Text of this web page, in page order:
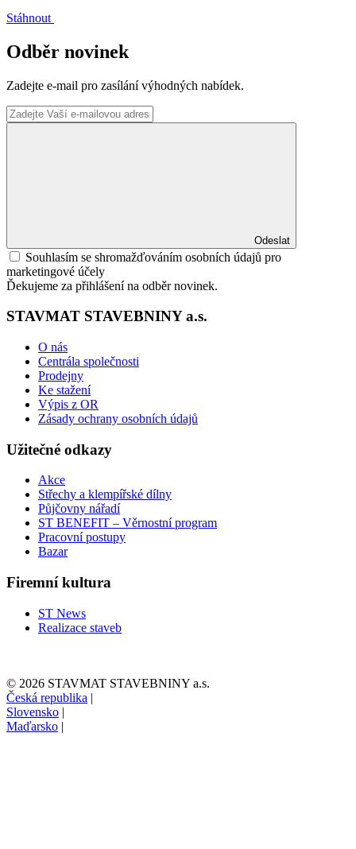
Stáhnout
Odběr novinek
Zadejte e-mail pro zasílání výhodných nabídek.
Odeslat
Souhlasím se shromažďováním osobních údajů pro
marketingové účely
Ďekujeme za přihlášení na odběr novinek.
STAVMAT STAVEBNINY a.s.
O nás
Centrála společnosti
Prodejny
Ke stažení
Výpis z OR
Zásady ochrany osobních údajů
Užitečné odkazy
Akce
Střechy a klempířské dílny
Půjčovny nářadí
ST BENEFIT – Věrnostní program
Pracovní postupy
Bazar
Firemní kultura
ST News
Realizace staveb
© 2026 STAVMAT STAVEBNINY a.s.
Česká republika |
Slovensko |
Maďarsko |